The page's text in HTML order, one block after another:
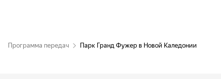
Программа передач Парк Гранд Фужер в Новой Каледонии